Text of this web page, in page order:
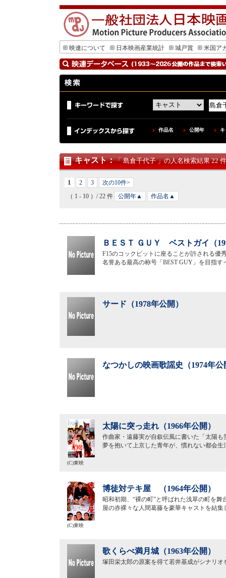
映連について 日本映画産業統計 城戸賞 米国ア
作品名 公開年
キャスト：「 島倉千代子 」の人名検索結果 22 件
1 2 3
次の10件>
（ 1 - 10 ）/ 22 件
公開年▲ 作品名▲
ＢＥＳＴ ＧＵＹ ベストガイ（
F15のコックピットに座ることが許される優
名誉ある最高の称号「BEST GUY」を目指
サード（1978年公開）
なつかしの映画歌謡史（1974年公
太陽に突っ走れ（1966年公開）
作曲家・遠藤実が自叙伝風に書いた「太陽
夢を抱いて上京した青年が、慣れない都会
(C)東映
博徒対テキ屋 （1964年公開）
昭和初期、“裸の町”と呼ばれた浅草の町を
屋の赤裸々な人間葛藤を豪華キャストを結
(C)東映
歌くらべ満月城（1963年公開）
塚田栄太郎の原案を得て若井基成がシナリ